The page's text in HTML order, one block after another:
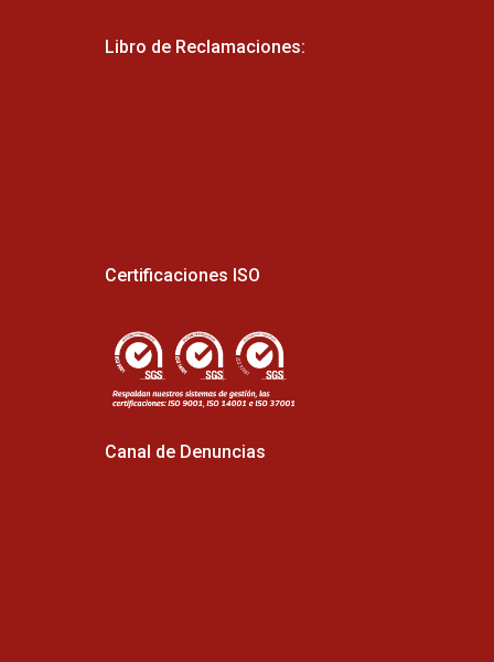
Libro de Reclamaciones:
Certificaciones ISO
Canal de Denuncias